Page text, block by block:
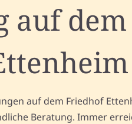
auf dem
auf dem Friedhof
Beratung. Immer